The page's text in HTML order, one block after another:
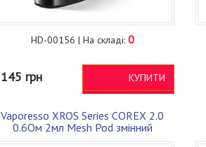
HD-00156 | На складі:0
145 грн КУПИТИ
Vaporesso XROS Series COREX 2.0
0.6Ом 2мл Mesh Pod змінний
картридж